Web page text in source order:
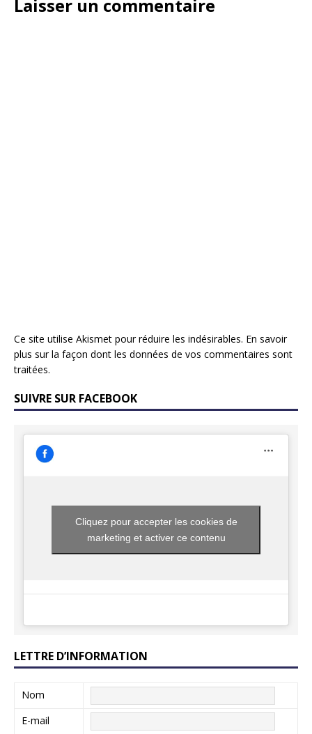
Laisser un commentaire
Ce site utilise Akismet pour réduire les indésirables. En savoir
plus sur la façon dont les données de vos commentaires sont
traitées.
SUIVRE SUR FACEBOOK
Cliquez pour accepter les cookies de
marketing et activer ce contenu
LETTRE D’INFORMATION
Nom
E-mail